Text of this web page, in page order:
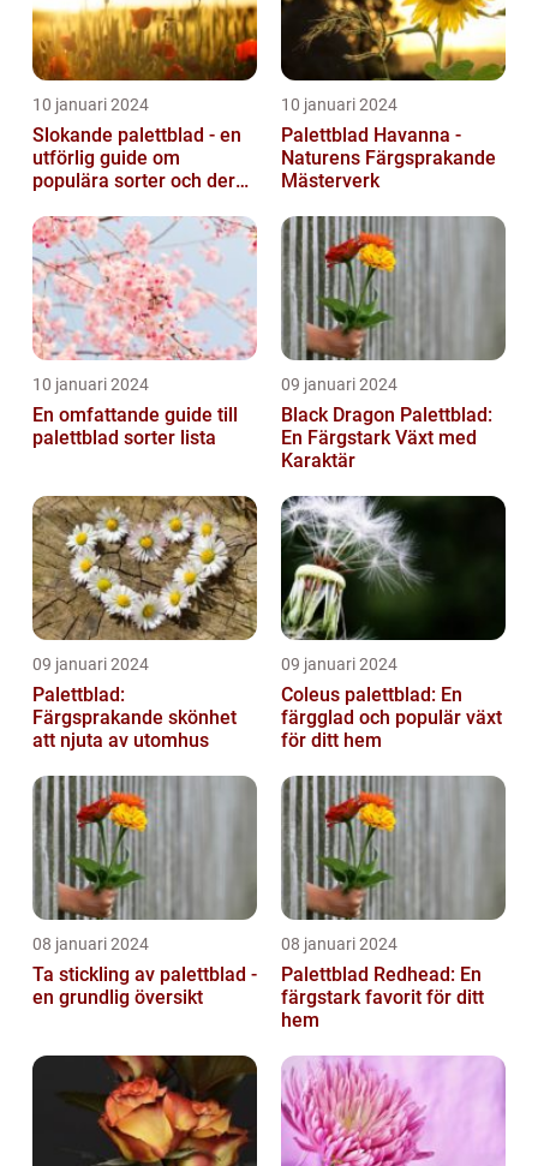
10 januari 2024
Slokande palettblad - en
utförlig guide om
populära sorter och deras
10 januari 2024
Palettblad Havanna -
Naturens Färgsprakande
Mästerverk
10 januari 2024
En omfattande guide till
palettblad sorter lista
09 januari 2024
Black Dragon Palettblad:
En Färgstark Växt med
Karaktär
09 januari 2024
Palettblad:
Färgsprakande skönhet
att njuta av utomhus
09 januari 2024
Coleus palettblad: En
färgglad och populär växt
för ditt hem
08 januari 2024
Ta stickling av palettblad -
en grundlig översikt
08 januari 2024
Palettblad Redhead: En
färgstark favorit för ditt
hem